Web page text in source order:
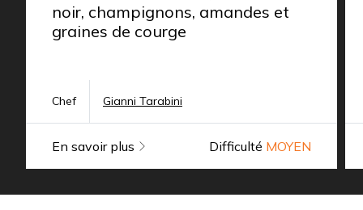
noir, champignons, amandes et
graines de courge
Chef Gianni Tarabini
En savoir plus Difficulté MOYEN